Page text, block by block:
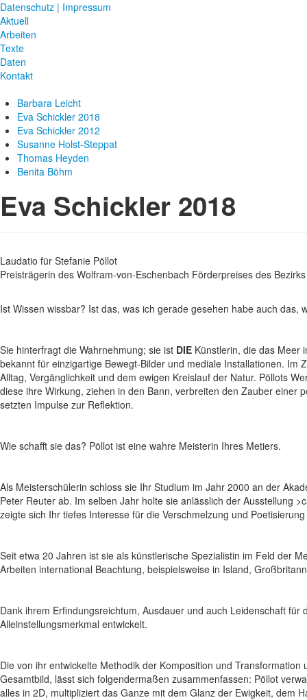
Datenschutz | Impressum
Aktuell
Arbeiten
Texte
Daten
Kontakt
Barbara Leicht
Eva Schickler 2018
Eva Schickler 2012
Susanne Holst-Steppat
Thomas Heyden
Benita Böhm
Eva Schickler 2018
Laudatio für Stefanie Pöllot
Preisträgerin des Wolfram-von-Eschenbach Förderpreises des
Ist Wissen wissbar? Ist das, was ich gerade gesehen habe auch das,
Sie hinterfragt die Wahrnehmung; sie ist DIE Künstlerin, die das Meer
bekannt für einzigartige Bewegt-Bilder und mediale Installationen.
Alltag, Vergänglichkeit und dem ewigen Kreislauf der Natur. Pöllots
diese ihre Wirkung, ziehen in den Bann, verbreiten den Zauber einer
setzten Impulse zur Reflektion.
Wie schafft sie das? Pöllot ist eine wahre Meisterin Ihres Metiers.
Als Meisterschülerin schloss sie Ihr Studium im Jahr 2000 an der
Peter Reuter ab. Im selben Jahr holte sie anlässlich der Ausstellung
zeigte sich Ihr tiefes Interesse für die Verschmelzung und
Seit etwa 20 Jahren ist sie als künstlerische Spezialistin im Feld der
Arbeiten international Beachtung, beispielsweise in Island,
Dank ihrem Erfindungsreichtum, Ausdauer und auch Leidenschaft
Alleinstellungsmerkmal entwickelt.
Die von ihr entwickelte Methodik der Komposition und
Gesamtbild, lässt sich folgendermaßen zusammenfassen: Pöllot
alles in 2D, multipliziert das Ganze mit dem Glanz der Ewigkeit, dem